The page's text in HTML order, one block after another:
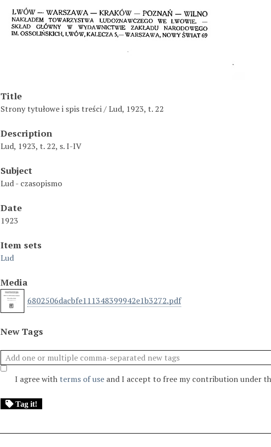
Title
Strony tytułowe i spis treści / Lud, 1923, t. 22
Description
Lud, 1923, t. 22, s. I-IV
Subject
Lud - czasopismo
Date
1923
Item sets
Lud
Media
6802506dacbfe111348399942e1b3272.pdf
New Tags
I agree with terms of use and I accept to free my contribution under
Tag it!